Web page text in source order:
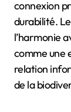
connexion
durabilité.
l’harmonie
comme une
relation
de la